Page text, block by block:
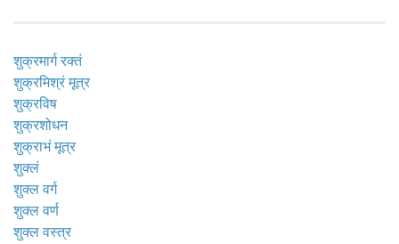
शुक्रमार्ग रक्तं
शुक्रमिश्रं मूत्र
शुक्रविष
शुक्रशोधन
शुक्राभं मूत्र
शुक्लं
शुक्ल वर्ग
शुक्ल वर्ण
शुक्ल वस्त्र